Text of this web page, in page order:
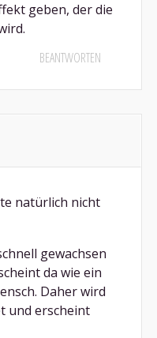
geben, der die
BEANTWORTEN
natürlich nicht
gewachsen
da wie ein
Daher wird
und erscheint